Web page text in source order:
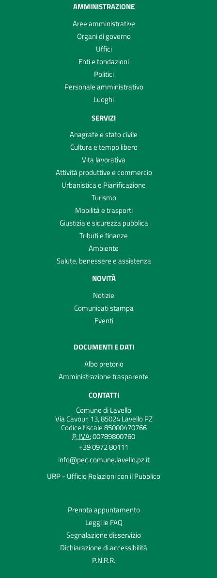
AMMINISTRAZIONE
Aree amministrative
Organi di governo
Uffici
Enti e fondazioni
Politici
Personale amministrativo
Luoghi
SERVIZI
Anagrafe e stato civile
Cultura e tempo libero
Vita lavorativa
Attività produttive e commercio
Urbanistica e Pianificazione
Turismo
Mobilità e trasporti
Giustizia e sicurezza pubblica
Tributi e finanze
Ambiente
Salute, benessere e assistenza
NOVITÀ
Notizie
Comunicati stampa
Eventi
DOCUMENTI E DATI
Albo pretorio
Amministrazione trasparente
CONTATTI
Comune di Lavello
Via Cavour, 13, 85024 Lavello PZ
Codice fiscale 85000470766
P. IVA:00789800760
+39 0972 80111
info@pec.comune.lavello.pz.it
URP - Ufficio Relazioni con il Pubblico
Prenota appuntamento
Leggi le FAQ
Segnalazione disservizio
Dichiarazione di accessibilità
P.N.R.R.